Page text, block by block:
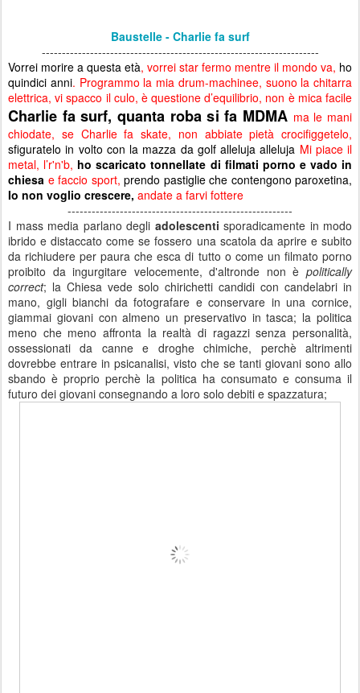
Baustelle - Charlie fa surf
---------------------------------------------------------------------
Vorrei morire a questa età, vorrei star fermo mentre il mondo va, ho
quindici anni. Programmo la mia drum-machinee, suono la chitarra
elettrica, vi spacco il culo, è questione d’equilibrio, non è mica facile
Charlie fa surf, quanta roba si fa MDMA ma le mani
chiodate, se Charlie fa skate, non abbiate pietà crocifiggetelo,
sfiguratelo in volto con la mazza da golf alleluja alleluja Mi piace il
metal, l’r'n'b, ho scaricato tonnellate di filmati porno e vado in
chiesa e faccio sport, prendo pastiglie che contengono paroxetina,
Io non voglio crescere, andate a farvi fottere
--------------------------------------------------------
I mass media parlano degli adolescenti sporadicamente in modo
ibrido e distaccato come se fossero una scatola da aprire e subito
da richiudere per paura che esca di tutto o come un filmato porno
proibito da ingurgitare velocemente, d'altronde non è politically
correct; la Chiesa vede solo chirichetti candidi con candelabri in
mano, gigli bianchi da fotografare e conservare in una cornice,
giammai giovani con almeno un preservativo in tasca; la politica
meno che meno affronta la realtà di ragazzi senza personalità,
ossessionati da canne e droghe chimiche, perchè altrimenti
dovrebbe entrare in psicanalisi, visto che se tanti giovani sono allo
sbando è proprio perchè la politica ha consumato e consuma il
futuro dei giovani consegnando a loro solo debiti e spazzatura;